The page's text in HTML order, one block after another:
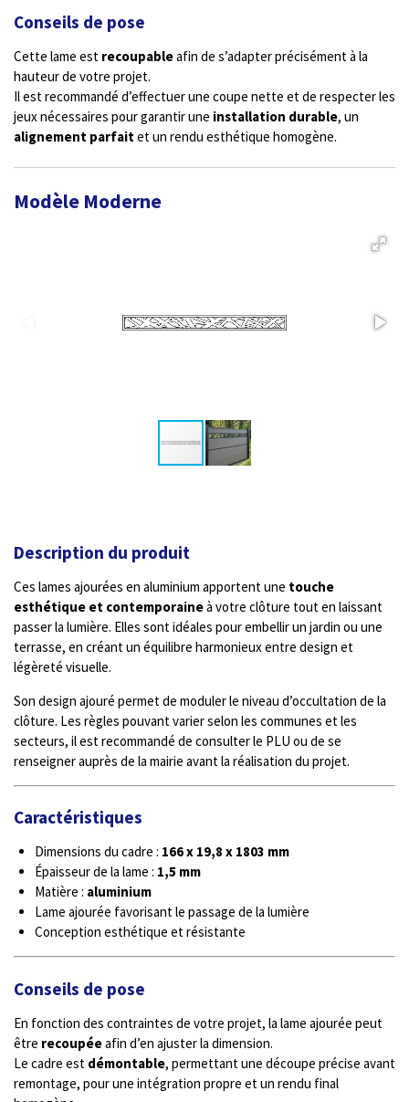
Conseils de pose
Cette lame est recoupableafin de s’adapter précisément à la
hauteur de votre projet.
Il est recommandé d’effectuer une coupe nette et de respecter les
jeux nécessaires pour garantir une installation durable, un
alignement parfait et un rendu esthétique homogène.
Modèle Moderne
Description du produit
Ces lames ajourées en aluminium apportent une touche
esthétique et contemporaineà votre clôture tout en laissant
passer la lumière. Elles sont idéales pour embellir un jardin ou une
terrasse, en créant un équilibre harmonieux entre design et
légèreté visuelle.
Son design ajouré permet de moduler le niveau d’occultation de la
clôture. Les règles pouvant varier selon les communes et les
secteurs, il est recommandé de consulter le PLU ou de se
renseigner auprès de la mairie avant la réalisation du projet.
Caractéristiques
Dimensions du cadre : 166 x 19,8 x 1803 mm
Épaisseur de la lame : 1,5 mm
Matière : aluminium
Lame ajourée favorisant le passage de la lumière
Conception esthétique et résistante
Conseils de pose
En fonction des contraintes de votre projet, la lame ajourée peut
être recoupéeafin d’en ajuster la dimension.
Le cadre est démontable, permettant une découpe précise avant
remontage, pour une intégration propre et un rendu final